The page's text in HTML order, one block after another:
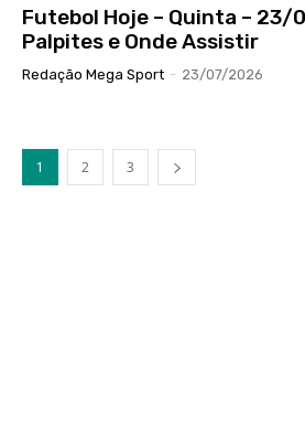
Futebol Hoje – Quinta – 23/
Palpites e Onde Assistir
Redação Mega Sport - 23/07/2026
1 2 3